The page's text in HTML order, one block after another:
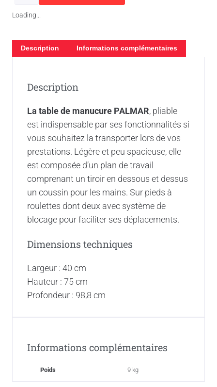
Loading...
Description Informations complémentaires
Description
La table de manucure PALMAR, pliable
est indispensable par ses fonctionnalités si
vous souhaitez la transporter lors de vos
prestations. Légère et peu spacieuse, elle
est composée d’un plan de travail
comprenant un tiroir en dessous et dessus
un coussin pour les mains. Sur pieds à
roulettes dont deux avec système de
blocage pour faciliter ses déplacements.
Dimensions techniques
Largeur : 40 cm
Hauteur : 75 cm
Profondeur : 98,8 cm
Informations complémentaires
Poids 9 kg